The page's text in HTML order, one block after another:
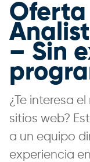
– Sin
¿Te interesa
sitios web?
a un equipo
experiencia